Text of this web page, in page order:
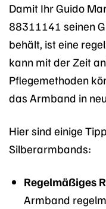
Damit Ihr Guido
88311141 seinen
behält, ist eine
kann mit der Zeit
Pflegemethoden
das Armband in
Hier sind einige
Silberarmbands:
Regelmäßiges
Armband